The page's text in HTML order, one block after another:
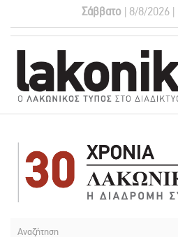
Σάββατο| 8/8/2026 |